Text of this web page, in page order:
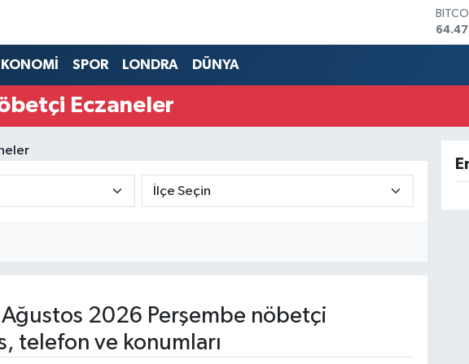
SPOR LONDRA DÜNYA
Eczaneler
2026 Perşembe nöbetçi
telefon ve konumları